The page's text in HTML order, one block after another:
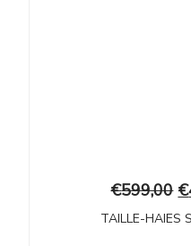
€599,00 €
TAILLE-HAIES